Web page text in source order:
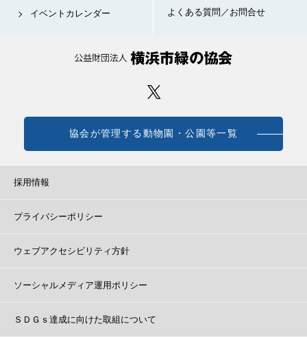
イベントカレンダー
よくある質問／お問合せ
協会が管理する動物園・公園等一覧
採用情報
プライバシーポリシー
ウェブアクセシビリティ方針
ソーシャルメディア運用ポリシー
ＳＤＧｓ達成に向けた取組について